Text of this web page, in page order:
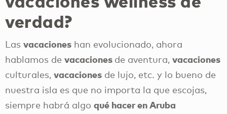
verdad?
Las vacaciones han evolucionado, ahora
hablamos de vacaciones de aventura, vacaciones
culturales, vacaciones de lujo, etc. y lo bueno de
nuestra isla es que no importa la que escojas,
siempre habrá algo qué hacer en Aruba